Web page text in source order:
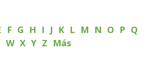
F G H I J K L M N O P Q
W X Y Z Más